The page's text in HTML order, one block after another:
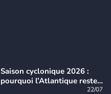
Saison cyclonique 2026 :
pourquoi l’Atlantique reste
22/07